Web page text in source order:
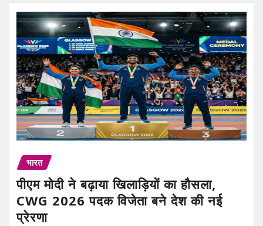
भारत
पीएम मोदी ने बढ़ाया खिलाड़ियों का हौसला,
CWG 2026 पदक विजेता बने देश की नई
प्रेरणा